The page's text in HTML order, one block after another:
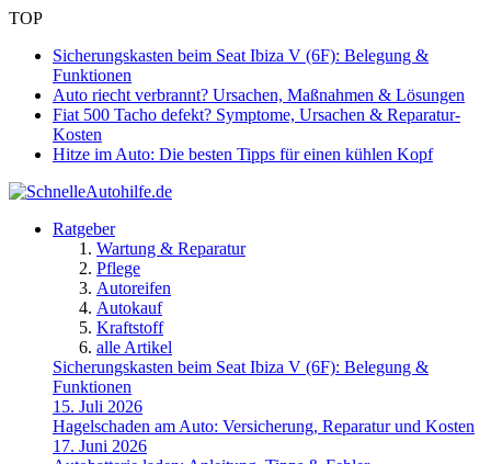
TOP
Sicherungskasten beim Seat Ibiza V (6F): Belegung &
Funktionen
Auto riecht verbrannt? Ursachen, Maßnahmen & Lösungen
Fiat 500 Tacho defekt? Symptome, Ursachen & Reparatur-
Kosten
Hitze im Auto: Die besten Tipps für einen kühlen Kopf
Ratgeber
Wartung & Reparatur
Pflege
Autoreifen
Autokauf
Kraftstoff
alle Artikel
Sicherungskasten beim Seat Ibiza V (6F): Belegung &
Funktionen
15. Juli 2026
Hagelschaden am Auto: Versicherung, Reparatur und Kosten
17. Juni 2026